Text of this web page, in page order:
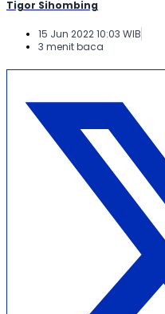
Tigor Sihombing
15 Jun 2022 10:03 WIB
3 menit baca